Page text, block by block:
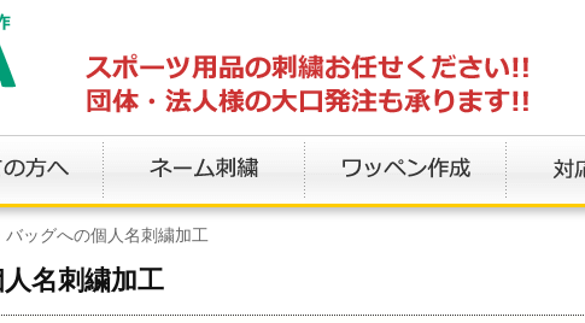
バッグへの個人名刺繍加工
名刺繍加工